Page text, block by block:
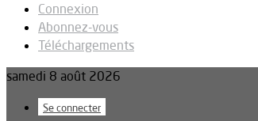
Connexion
Abonnez-vous
Téléchargements
samedi 8 août 2026
Se connecter